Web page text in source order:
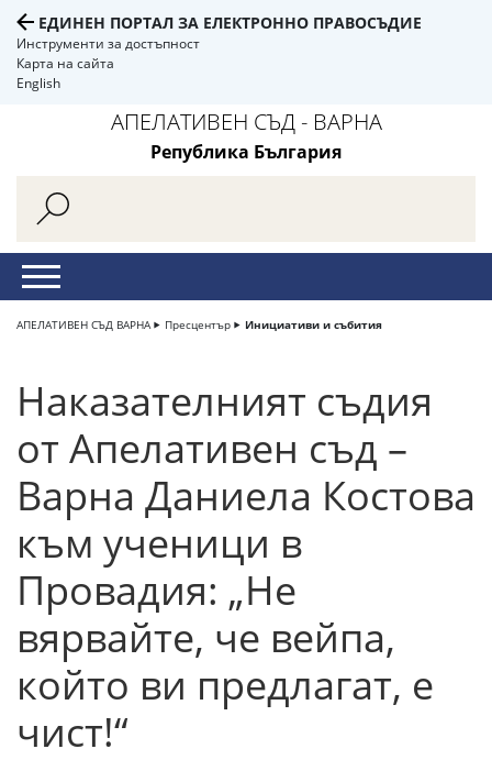
ЕДИНЕН ПОРТАЛ ЗА ЕЛЕКТРОННО ПРАВОСЪДИЕ
Инструменти за достъпност
Карта на сайта
English
АПЕЛАТИВЕН СЪД - ВАРНА
Република България
АПЕЛАТИВЕН СЪД ВАРНА Пресцентър Инициативи и събития
Наказателният съдия
от Апелативен съд –
Варна Даниела Костова
към ученици в
Провадия: „Не
вярвайте, че вейпа,
който ви предлагат, е
чист!“